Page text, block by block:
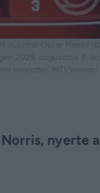
nyerte a